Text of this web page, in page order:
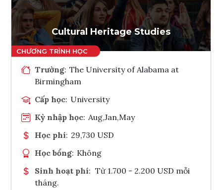
Cultural Heritage Studies
Trường: The University of Alabama at
Birmingham
Cấp học: University
Kỳ nhập học: Aug,Jan,May
Học phí: 29,730 USD
Học bổng: Không
Sinh hoạt phí: Từ 1.700 - 2.200 USD mỗi
tháng.